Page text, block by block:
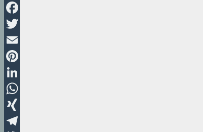
Facebook
Twitter
Email
Pinterest
LinkedIn
WhatsApp
XING